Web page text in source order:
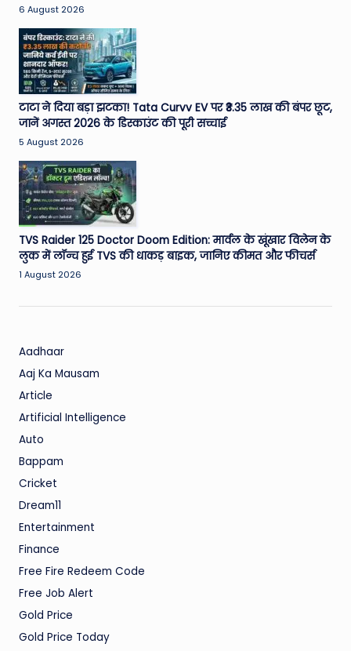
6 August 2026
टाटा ने दिया बड़ा झटका! Tata Curvv EV पर ₹3.35 लाख की बंपर छूट,
जानें अगस्त 2026 के डिस्काउंट की पूरी सच्चाई
5 August 2026
TVS Raider 125 Doctor Doom Edition: मार्वल के खूंखार विलेन के
लुक में लॉन्च हुई TVS की धाकड़ बाइक, जानिए कीमत और फीचर्स
1 August 2026
Aadhaar
Aaj Ka Mausam
Article
Artificial Intelligence
Auto
Bappam
Cricket
Dream11
Entertainment
Finance
Free Fire Redeem Code
Free Job Alert
Gold Price
Gold Price Today